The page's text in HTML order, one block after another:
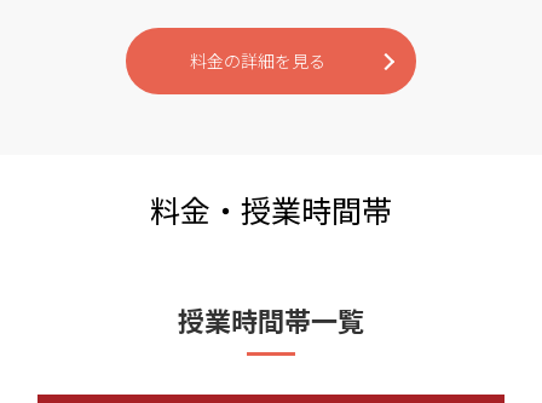
料金の詳細を見る
料金・授業時間帯
授業時間帯一覧